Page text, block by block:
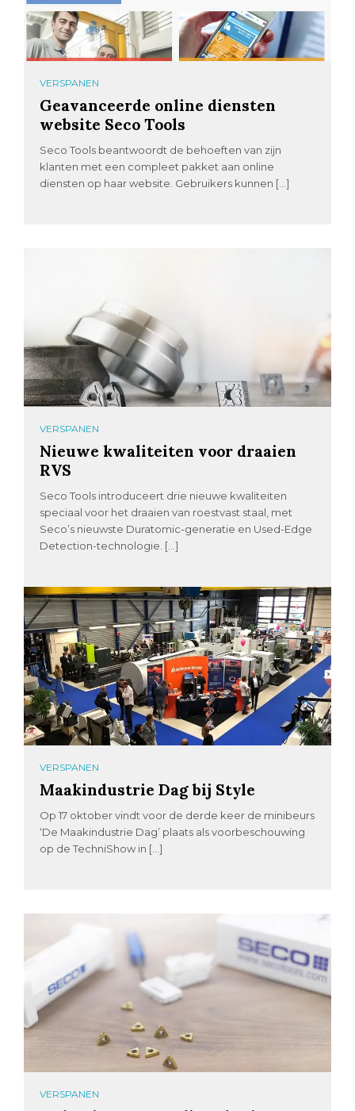
VERSPANEN
Geavanceerde online diensten
website Seco Tools
Seco Tools beantwoordt de behoeften van zijn
klanten met een compleet pakket aan online
diensten op haar website. Gebruikers kunnen […]
VERSPANEN
Nieuwe kwaliteiten voor draaien
RVS
Seco Tools introduceert drie nieuwe kwaliteiten
speciaal voor het draaien van roestvast staal, met
Seco’s nieuwste Duratomic-generatie en Used-Edge
Detection-technologie. […]
VERSPANEN
Maakindustrie Dag bij Style
Op 17 oktober vindt voor de derde keer de minibeurs
‘De Maakindustrie Dag’ plaats als voorbeschouwing
op de TechniShow in […]
VERSPANEN